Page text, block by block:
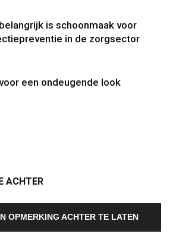
is schoonmaak voor
in de zorgsector
een ondeugende look
ACHTER
OPMERKING ACHTER TE LATEN